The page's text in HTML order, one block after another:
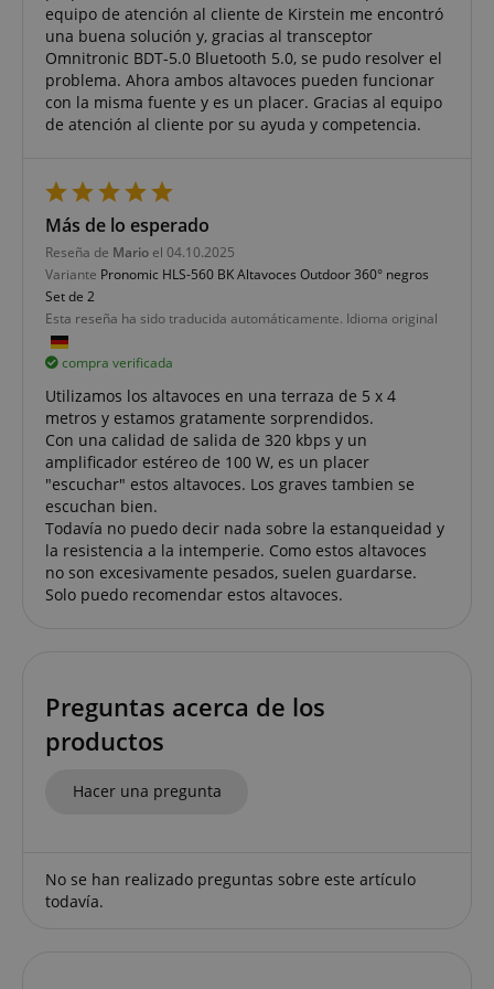
equipo de atención al cliente de Kirstein me encontró
una buena solución y, gracias al transceptor
Omnitronic BDT-5.0 Bluetooth 5.0, se pudo resolver el
problema. Ahora ambos altavoces pueden funcionar
con la misma fuente y es un placer. Gracias al equipo
de atención al cliente por su ayuda y competencia.
Más de lo esperado
Reseña de Mario el 04.10.2025
Variante Pronomic HLS-560 BK Altavoces Outdoor 360° negros
Set de 2
Esta reseña ha sido traducida automáticamente. Idioma original
compra verificada
Utilizamos los altavoces en una terraza de 5 x 4
metros y estamos gratamente sorprendidos.
Con una calidad de salida de 320 kbps y un
amplificador estéreo de 100 W, es un placer
"escuchar" estos altavoces. Los graves tambien se
escuchan bien.
Todavía no puedo decir nada sobre la estanqueidad y
la resistencia a la intemperie. Como estos altavoces
no son excesivamente pesados, suelen guardarse.
Solo puedo recomendar estos altavoces.
Preguntas acerca de los
productos
Hacer una pregunta
No se han realizado preguntas sobre este artículo
todavía.
cuenta. El sitio web no puede utilizarse
correctamente sin las cookies estrictamente
necesarias.
Nombre
Proveedor /
Dominio
FPGSID .kirstein.de
amazon-pay-connectedAuth
apay-session-set
Amazon.com Inc.
Política de Privacidad de Google